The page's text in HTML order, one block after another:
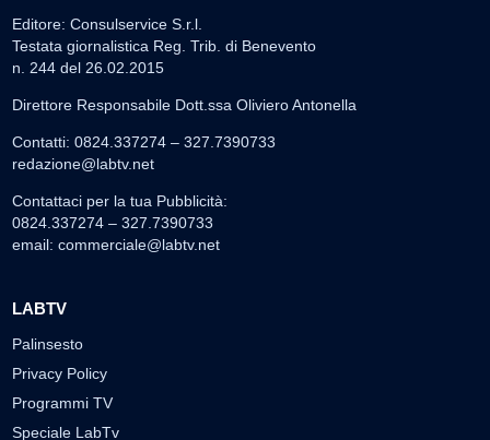
Editore: Consulservice S.r.l.
Testata giornalistica Reg. Trib. di Benevento
n. 244 del 26.02.2015
Direttore Responsabile Dott.ssa Oliviero Antonella
Contatti: 0824.337274 – 327.7390733
redazione@labtv.net
Contattaci per la tua Pubblicità:
0824.337274 – 327.7390733
email: commerciale@labtv.net
LABTV
Palinsesto
Privacy Policy
Programmi TV
Speciale LabTv